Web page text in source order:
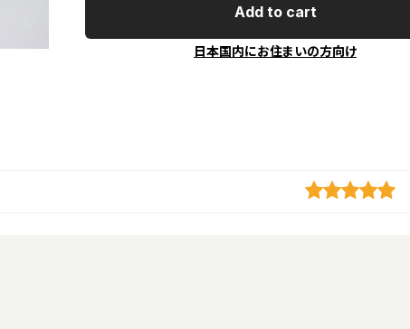
Add to cart
日本国内にお住まいの方向け